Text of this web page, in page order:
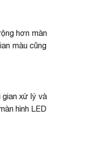
hơn màn
màu cũng
gian xử lý và
hình LED